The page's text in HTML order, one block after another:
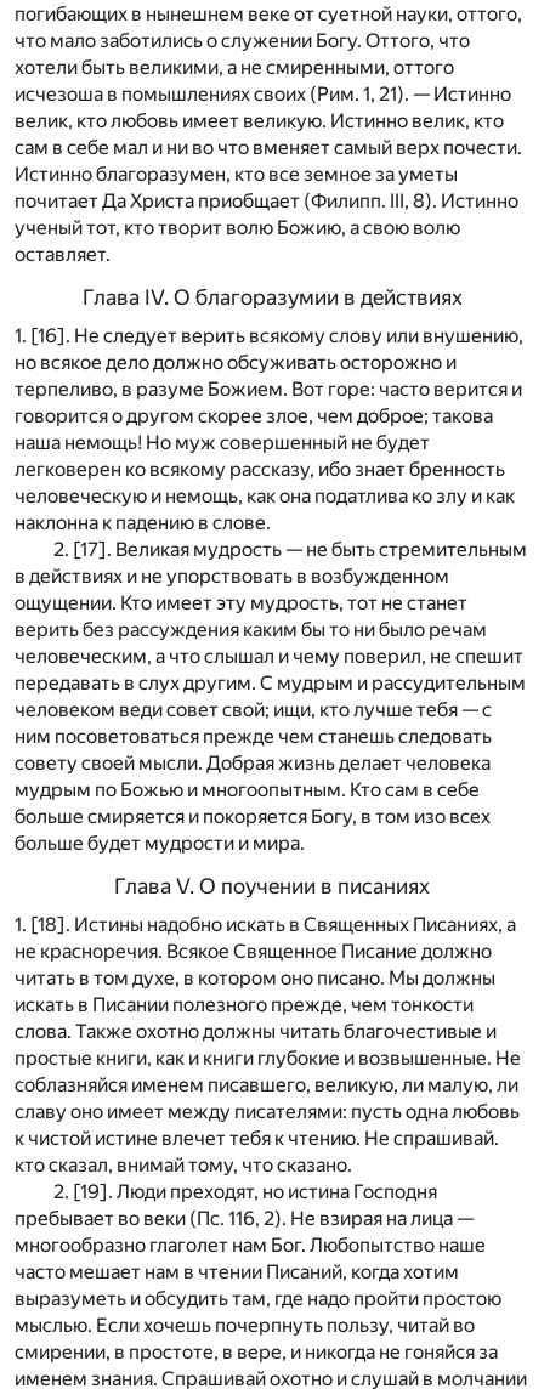
погибающих в нынешнем веке от суетной науки, оттого,
что мало заботились о служении Богу. Оттого, что
хотели быть великими, а не смиренными, оттого
исчезоша в помышлениях своих (Рим. 1, 21). — Истинно
велик, кто любовь имеет великую. Истинно велик, кто
сам в себе мал и ни во что вменяет самый верх почести.
Истинно благоразумен, кто все земное за уметы
почитает Да Христа приобщает (Филипп. III, 8). Истинно
ученый тот, кто творит волю Божию, а свою волю
оставляет.
Глава IV. О благоразумии в действиях
1. [16]. Не следует верить всякому слову или внушению,
но всякое дело должно обсуживать осторожно и
терпеливо, в разуме Божием. Вот горе: часто верится и
говорится о другом скорее злое, чем доброе; такова
наша немощь! Но муж совершенный не будет
легковерен ко всякому рассказу, ибо знает бренность
человеческую и немощь, как она податлива ко злу и как
наклонна к падению в слове.
2. [17]. Великая мудрость — не быть стремительным
в действиях и не упорствовать в возбужденном
ощущении. Кто имеет эту мудрость, тот не станет
верить без рассуждения каким бы то ни было речам
человеческим, а что слышал и чему поверил, не спешит
передавать в слух другим. С мудрым и рассудительным
человеком веди совет свой; ищи, кто лучше тебя — с
ним посоветоваться прежде чем станешь следовать
совету своей мысли. Добрая жизнь делает человека
мудрым по Божью и многоопытным. Кто сам в себе
больше смиряется и покоряется Богу, в том изо всех
больше будет мудрости и мира.
Глава V. О поучении в писаниях
1. [18]. Истины надобно искать в Священных Писаниях, а
не красноречия. Всякое Священное Писание должно
читать в том духе, в котором оно писано. Мы должны
искать в Писании полезного прежде, чем тонкости
слова. Также охотно должны читать благочестивые и
простые книги, как и книги глубокие и возвышенные. Не
соблазняйся именем писавшего, великую, ли малую, ли
славу оно имеет между писателями: пусть одна любовь
к чистой истине влечет тебя к чтению. Не спрашивай.
кто сказал, внимай тому, что сказано.
2. [19]. Люди преходят, но истина Господня
пребывает во веки (Пс. 116, 2). Не взирая на лица —
многообразно глаголет нам Бог. Любопытство наше
часто мешает нам в чтении Писаний, когда хотим
выразуметь и обсудить там, где надо пройти простою
мыслью. Если хочешь почерпнуть пользу, читай во
смирении, в простоте, в вере, и никогда не гоняйся за
именем знания. Спрашивай охотно и слушай в молчании